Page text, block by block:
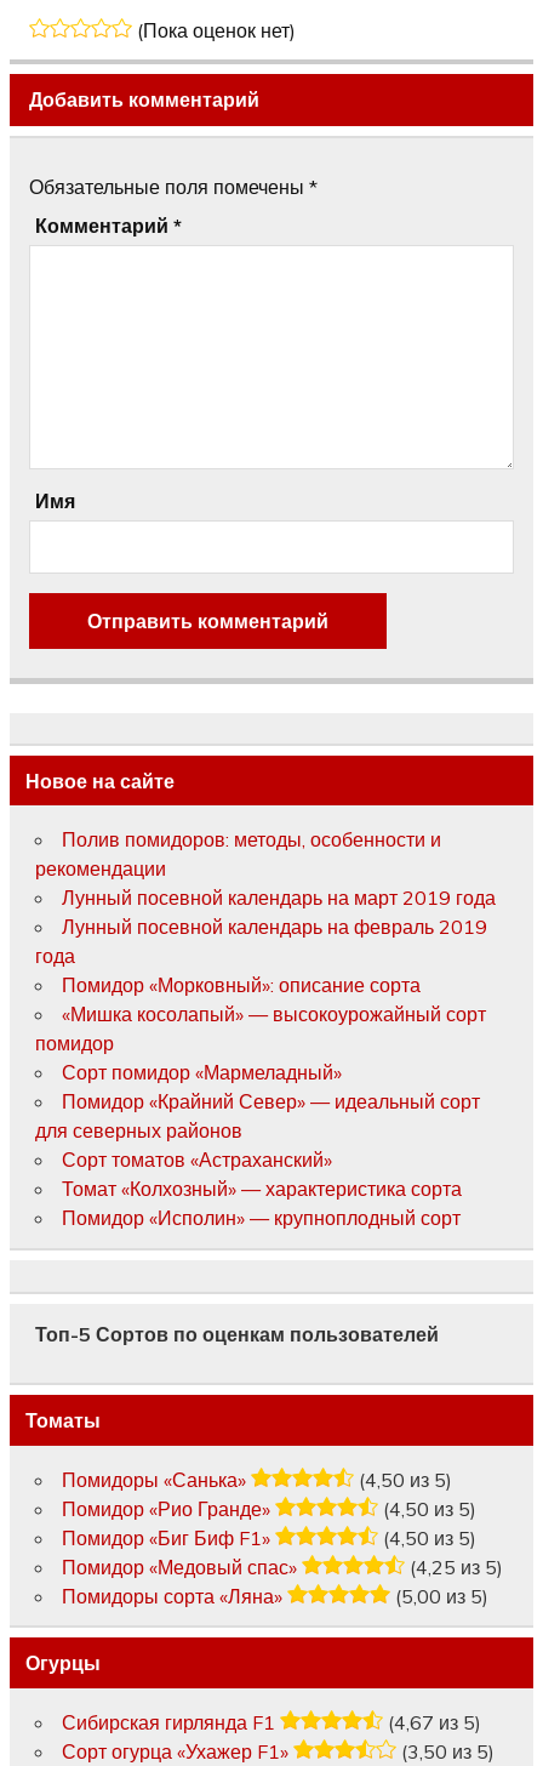
(Пока оценок нет)
Добавить комментарий
Обязательные поля помечены *
Комментарий *
Имя
Новое на сайте
Полив помидоров: методы, особенности и
рекомендации
Лунный посевной календарь на март 2019 года
Лунный посевной календарь на февраль 2019
года
Помидор «Морковный»: описание сорта
«Мишка косолапый» — высокоурожайный сорт
помидор
Сорт помидор «Мармеладный»
Помидор «Крайний Север» — идеальный сорт
для северных районов
Сорт томатов «Астраханский»
Томат «Колхозный» — характеристика сорта
Помидор «Исполин» — крупноплодный сорт
Топ-5 Сортов по оценкам пользователей
Томаты
Помидоры «Санька»
(4,50 из 5)
Помидор «Рио Гранде»
(4,50 из 5)
Помидор «Биг Биф F1»
(4,50 из 5)
Помидор «Медовый спас»
(4,25 из 5)
Помидоры сорта «Ляна»
(5,00 из 5)
Огурцы
Сибирская гирлянда F1
(4,67 из 5)
Сорт огурца «Ухажер F1»
(3,50 из 5)